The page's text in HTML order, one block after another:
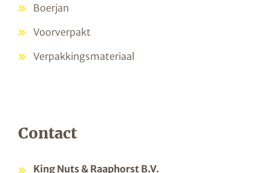
Boerjan
Voorverpakt
Verpakkingsmateriaal
Contact
King Nuts & Raaphorst B.V.